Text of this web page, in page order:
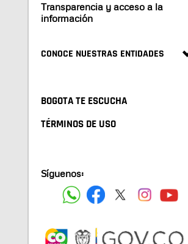
Transparencia y acceso a la
información
CONOCE NUESTRAS ENTIDADES
BOGOTA TE ESCUCHA
TÉRMINOS DE USO
Síguenos: